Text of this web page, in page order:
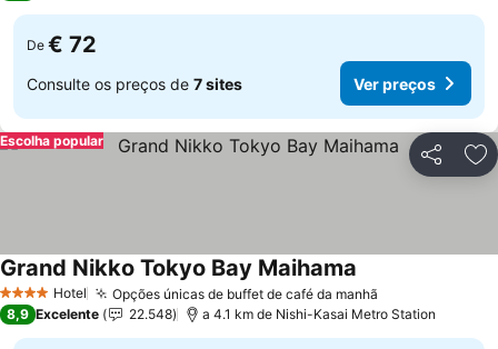
De € 72
Consulte os preços de 7 sites Ver preços
Partilhar
Escolha popular
4 EstrelasHotel Opções únicas de buffet de café da manhã
Grand Nikko Tokyo Bay Maihama
8,9 Excelente 22.548 a 4.1 km de Nishi-Kasai Metro Station